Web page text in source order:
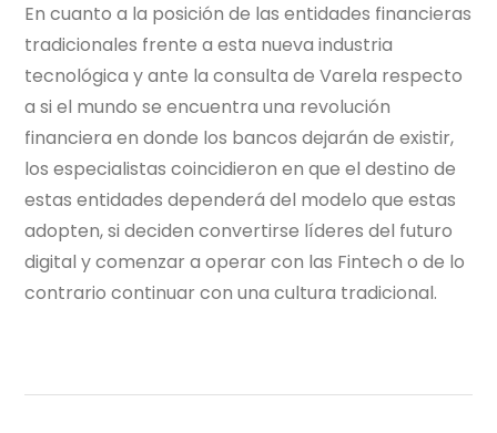
En cuanto a la posición de las entidades financieras
tradicionales frente a esta nueva industria
tecnológica y ante la consulta de Varela respecto
a si el mundo se encuentra una revolución
financiera en donde los bancos dejarán de existir,
los especialistas coincidieron en que el destino de
estas entidades dependerá del modelo que estas
adopten, si deciden convertirse líderes del futuro
digital y comenzar a operar con las Fintech o de lo
contrario continuar con una cultura tradicional.